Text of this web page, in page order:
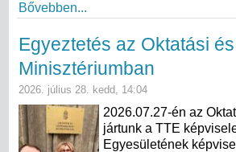
Bővebben...
Egyeztetés az Oktatási
Minisztériumban
2026. július 28. kedd, 14:04
2026.07.27-én az
jártunk a TTE
Egyesületének